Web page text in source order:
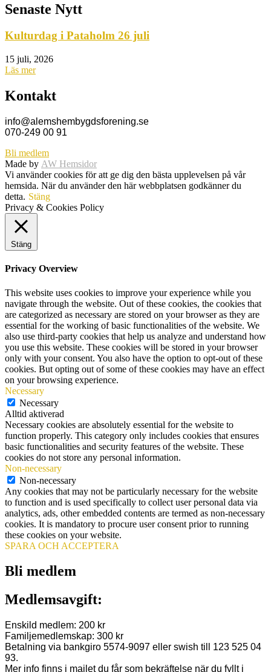
Senaste Nytt
Kulturdag i Pataholm 26 juli
15 juli, 2026
Läs mer
Kontakt
info@alemshembygdsforening.se
070-249 00 91
Bli medlem
Made by AW Hemsidor
Vi använder cookies för att ge dig den bästa upplevelsen på vår
hemsida. När du använder den här webbplatsen godkänner du
detta. Stäng
Privacy & Cookies Policy
Stäng
Privacy Overview
This website uses cookies to improve your experience while you
navigate through the website. Out of these cookies, the cookies that
are categorized as necessary are stored on your browser as they are
essential for the working of basic functionalities of the website. We
also use third-party cookies that help us analyze and understand how
you use this website. These cookies will be stored in your browser
only with your consent. You also have the option to opt-out of these
cookies. But opting out of some of these cookies may have an effect
on your browsing experience.
Necessary
Necessary
Alltid aktiverad
Necessary cookies are absolutely essential for the website to
function properly. This category only includes cookies that ensures
basic functionalities and security features of the website. These
cookies do not store any personal information.
Non-necessary
Non-necessary
Any cookies that may not be particularly necessary for the website
to function and is used specifically to collect user personal data via
analytics, ads, other embedded contents are termed as non-necessary
cookies. It is mandatory to procure user consent prior to running
these cookies on your website.
SPARA OCH ACCEPTERA
Bli medlem
Medlemsavgift:
Enskild medlem: 200 kr
Familjemedlemskap: 300 kr
Betalning via bankgiro 5574-9097 eller swish till 123 525 04
93.
Mer info finns i mailet du får som bekräftelse när du fyllt i